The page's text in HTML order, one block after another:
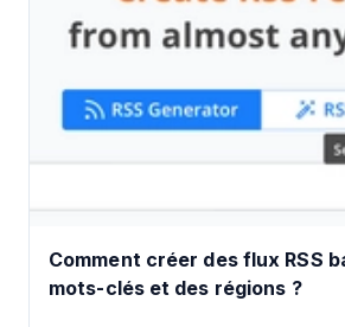
Comment créer des flux RSS
mots-clés et des régions ?